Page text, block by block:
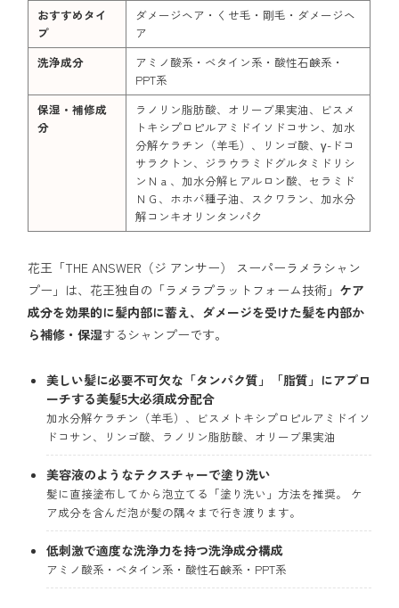
おすすめタイ
プ
ダメージヘア・くせ毛・剛毛・ダメージヘ
ア
洗浄成分
アミノ酸系・ベタイン系・酸性石鹸系・
PPT系
保湿・補修成
分
ラノリン脂肪酸、オリーブ果実油、ビスメ
トキシプロピルアミドイソドコサン、加水
分解ケラチン（羊毛）、リンゴ酸、γ-ドコ
サラクトン、ジラウラミドグルタミドリシ
ンＮａ、加水分解ヒアルロン酸、セラミド
ＮＧ、ホホバ種子油、スクワラン、加水分
解コンキオリンタンパク
花王「THE ANSWER（ジ アンサー） スーパーラメラシャン
プー」は、花王独自の「ラメラプラットフォーム技術」 ケア
成分を効果的に髪内部に蓄え、ダメージを受けた髪を内部か
ら補修・保湿するシャンプーです。
美しい髪に必要不可欠な「タンパク質」「脂質」にアプロ
ーチする美髪5大必須成分配合
加水分解ケラチン（羊毛）、ビスメトキシプロピルアミドイソ
ドコサン、リンゴ酸、ラノリン脂肪酸、オリーブ果実油
美容液のようなテクスチャーで塗り洗い
髪に直接塗布してから泡立てる「塗り洗い」方法を推奨。 ケ
ア成分を含んだ泡が髪の隅々まで行き渡ります。
低刺激で適度な洗浄力を持つ洗浄成分構成
アミノ酸系・ベタイン系・酸性石鹸系・PPT系